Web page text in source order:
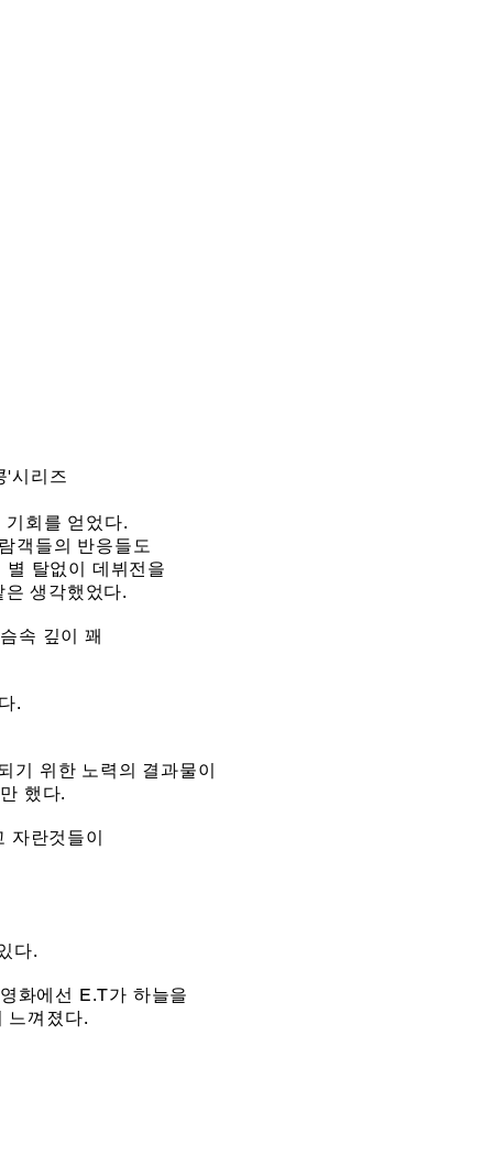
'시리즈
회를 얻었다.
객들의 반응들도
탈없이 데뷔전을
생각했었다.
속 깊이 꽤
.
기 위한 노력의 결과물이
했다.
자란것들이
다.
화에선 E.T가 하늘을
느껴졌다.